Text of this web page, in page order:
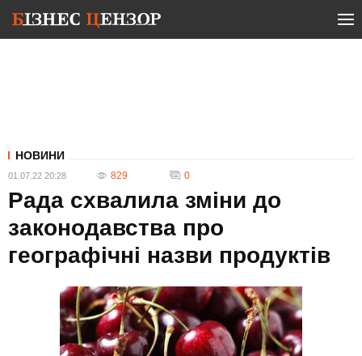
НОВИНИ
01.07.22 20:28 829 0
Рада схвалила зміни до
законодавства про
географічні назви продуктів